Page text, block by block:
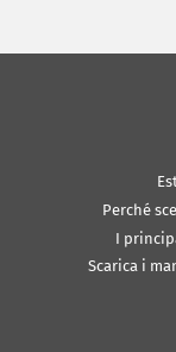
Perché
I
Scarica i